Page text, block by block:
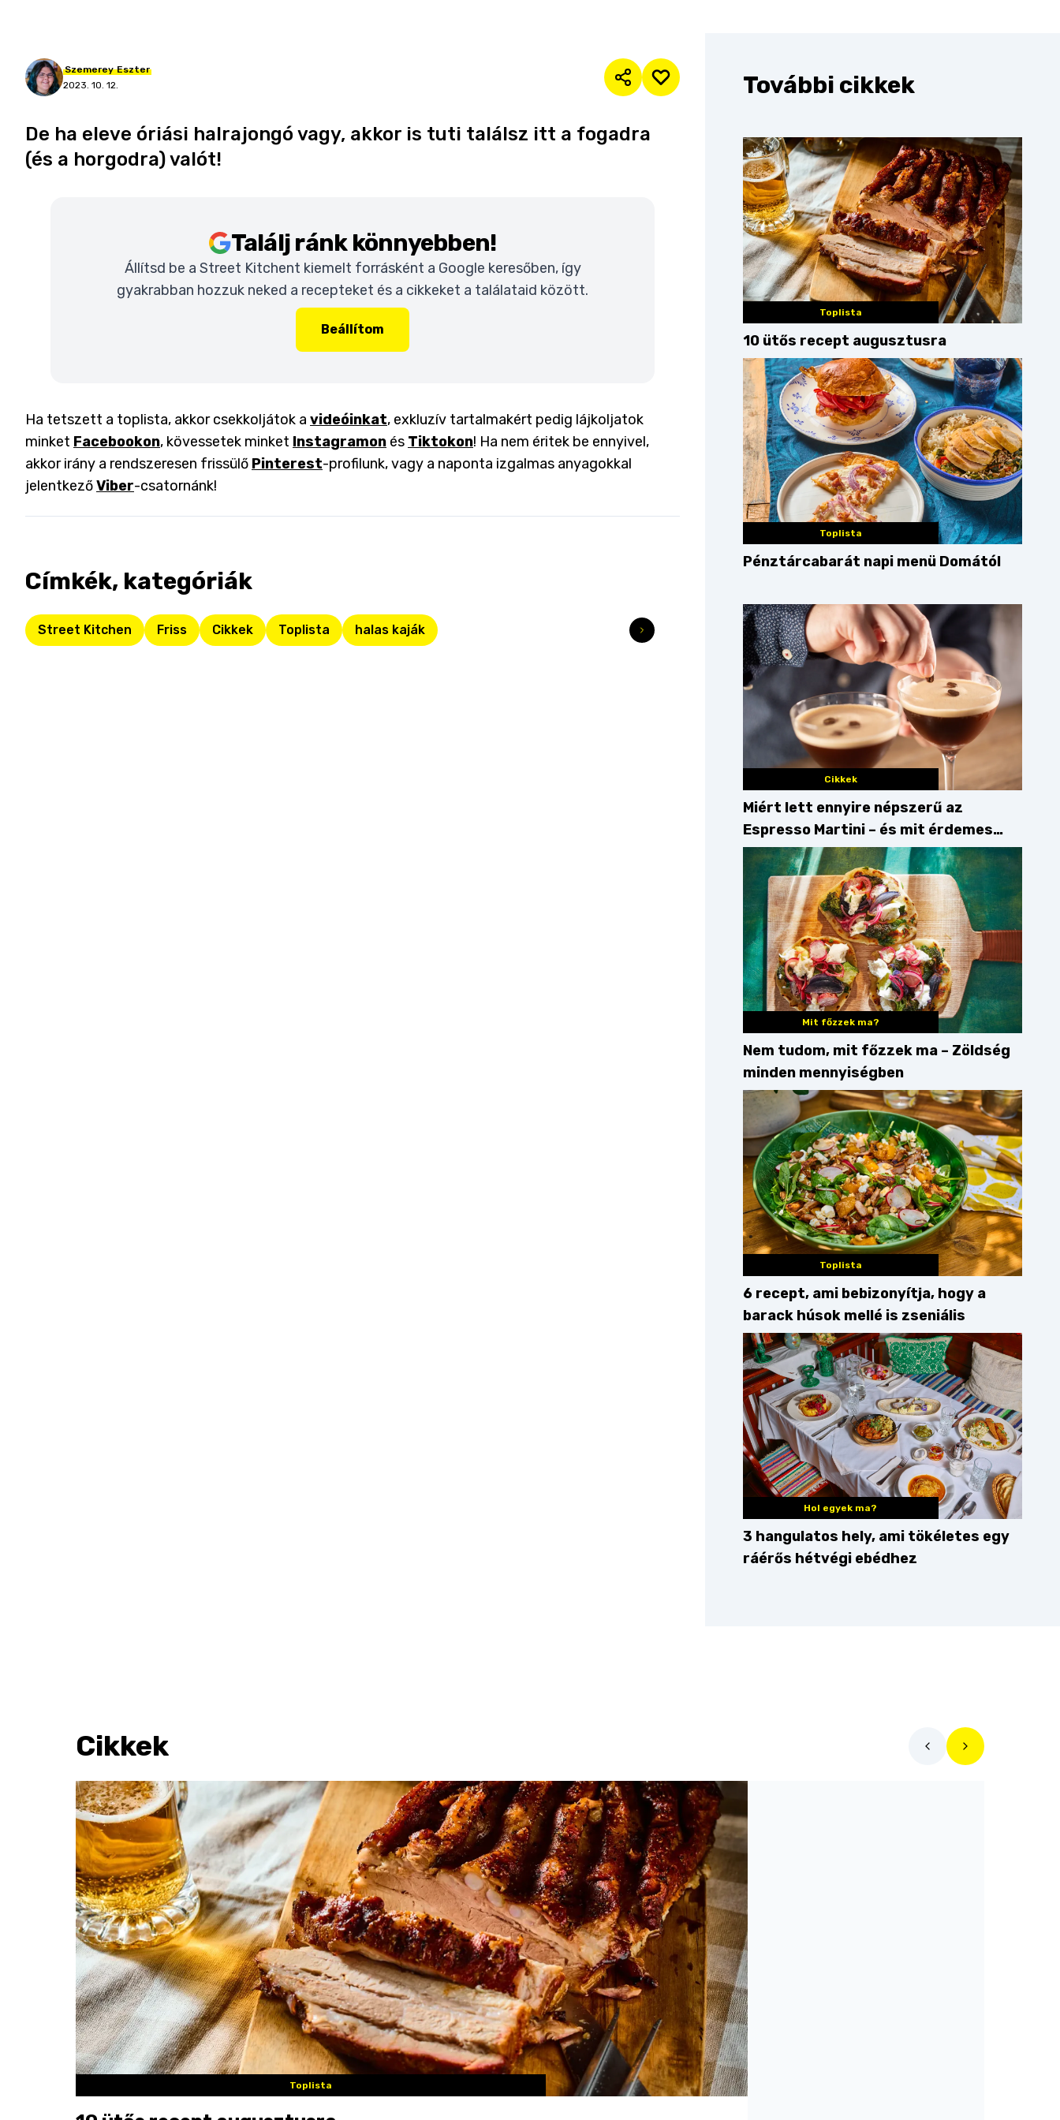
Szemerey Eszter
2023. 10. 12.
De ha eleve óriási halrajongó vagy, akkor is tuti találsz itt a fogadra
(és a horgodra) valót!
Találj ránk könnyebben!
Állítsd be a Street Kitchent kiemelt forrásként a Google keresőben, így
gyakrabban hozzuk neked a recepteket és a cikkeket a találataid között.
Beállítom
Ha tetszett a toplista, akkor csekkoljátok a videóinkat, exkluzív tartalmakért pedig lájkoljatok
minket Facebookon, kövessetek minket Instagramon és Tiktokon! Ha nem éritek be ennyivel,
akkor irány a rendszeresen frissülő Pinterest-profilunk, vagy a naponta izgalmas anyagokkal
jelentkezőViber-csatornánk!
Címkék, kategóriák
Street Kitchen Friss Cikkek Toplista halas kaják
További cikkek
Toplista
10 ütős recept augusztusra
Toplista
Pénztárcabarát napi menü Domától
Cikkek
Miért lett ennyire népszerű az
Espresso Martini – és mit érdemes
enni mellé?
Mit főzzek ma?
Nem tudom, mit főzzek ma – Zöldség
minden mennyiségben
Toplista
6 recept, ami bebizonyítja, hogy a
barack húsok mellé is zseniális
Hol egyek ma?
3 hangulatos hely, ami tökéletes egy
ráérős hétvégi ebédhez
Cikkek
Toplista